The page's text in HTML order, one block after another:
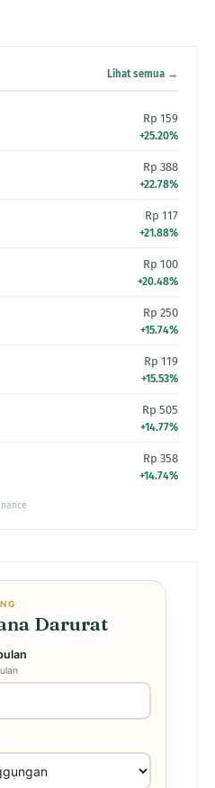
Lihat semua →
Rp 159
+25.20%
Rp 388
+22.78%
Rp 117
+21.88%
Rp 100
+20.48%
Rp 250
+15.74%
Rp 119
+15.53%
Rp 505
+14.77%
Rp 358
+14.74%
Darurat